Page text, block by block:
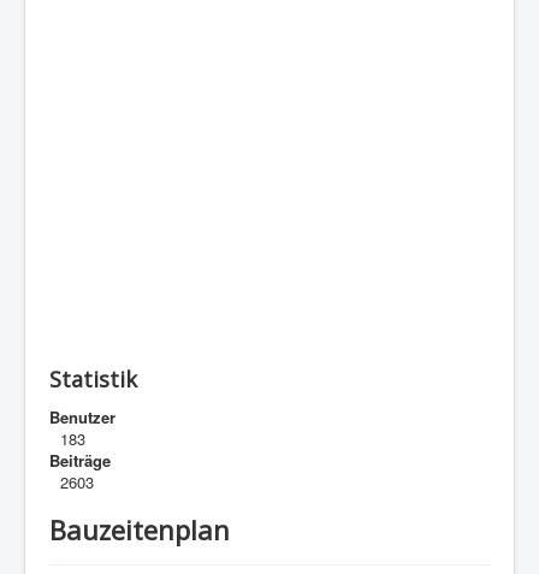
Statistik
Benutzer
183
Beiträge
2603
Bauzeitenplan